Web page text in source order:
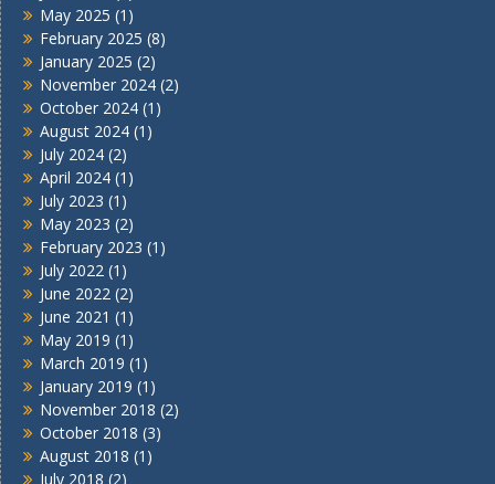
May 2025 (1)
February 2025 (8)
January 2025 (2)
November 2024 (2)
October 2024 (1)
August 2024 (1)
July 2024 (2)
April 2024 (1)
July 2023 (1)
May 2023 (2)
February 2023 (1)
July 2022 (1)
June 2022 (2)
June 2021 (1)
May 2019 (1)
March 2019 (1)
January 2019 (1)
November 2018 (2)
October 2018 (3)
August 2018 (1)
July 2018 (2)